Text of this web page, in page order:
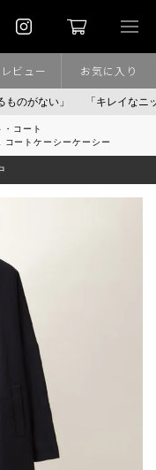
い」 「キレイなニット」
レビュー お気に入り
・コート
ートケーシーケーシー